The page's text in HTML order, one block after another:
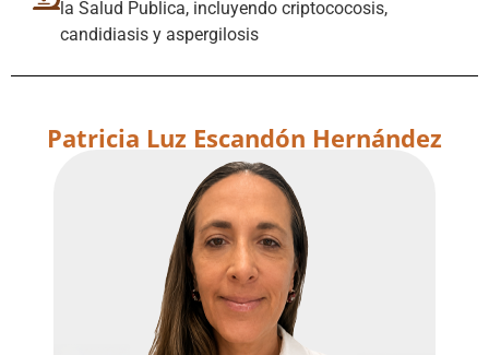
la Salud Publica, incluyendo criptococosis,
candidiasis y aspergilosis
Patricia Luz Escandón Hernández